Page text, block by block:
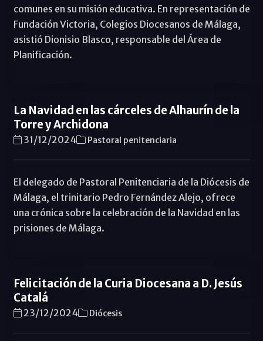
comunes en su misión educativa. En representación de
Fundación Victoria, Colegios Diocesanos de Málaga,
asistió Dionisio Blasco, responsable del Área de
Planificación.
La Navidad en las cárceles de Alhaurín de la
Torre y Archidona
31/12/2024 Pastoral penitenciaria
El delegado de Pastoral Penitenciaria de la Diócesis de
Málaga, el trinitario Pedro Fernández Alejo, ofrece
una crónica sobre la celebración de la Navidad en las
prisiones de Málaga.
Felicitación de la Curia Diocesana a D. Jesús
Catalá
23/12/2024 Diócesis